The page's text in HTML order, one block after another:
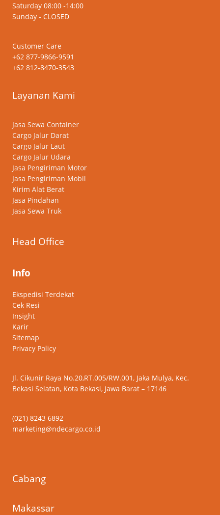
Saturday 08:00 -14:00
Sunday - CLOSED
Customer Care
+62 877-9866-9591
+62 812-8470-3543
Layanan Kami
Jasa Sewa Container
Cargo Jalur Darat
Cargo Jalur Laut
Cargo Jalur Udara
Jasa Pengiriman Motor
Jasa Pengiriman Mobil
Kirim Alat Berat
Jasa Pindahan
Jasa Sewa Truk
Head Office
Info
Ekspedisi Terdekat
Cek Resi
Insight
Karir
Sitemap
Privacy Policy
Jl. Cikunir Raya No.20,RT.005/RW.001, Jaka Mulya, Kec.
Bekasi Selatan, Kota Bekasi, Jawa Barat – 17146
(021) 8243 6892
marketing@ndecargo.co.id
Cabang
Makassar